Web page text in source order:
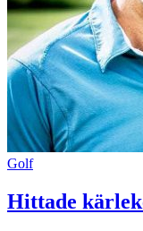
Golf
Hittade